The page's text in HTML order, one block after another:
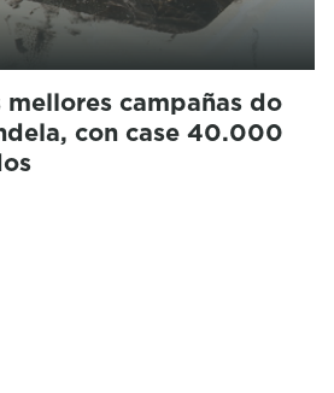
mellores campañas do
con case 40.000